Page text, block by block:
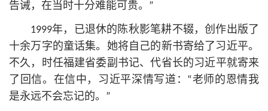
告诫，在当时十分难能可贵。”
1999年，已退休的陈秋影笔耕不辍，创作出版了
十余万字的童话集。她将自己的新书寄给了习近平。
不久，时任福建省委副书记、代省长的习近平就寄来
了回信。在信中，习近平深情写道：“老师的恩情我
是永远不会忘记的。”